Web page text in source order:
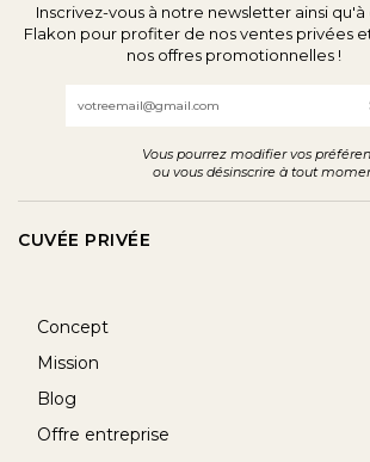
Inscrivez-vous à notre newsletter ainsi
Flakon pour profiter de nos ventes privées
nos offres promotionnelles !
Email
Vous pourrez modifier vos
ou vous désinscrire à tout
CUVÉE PRIVÉE
Concept
Mission
Blog
Offre entreprise